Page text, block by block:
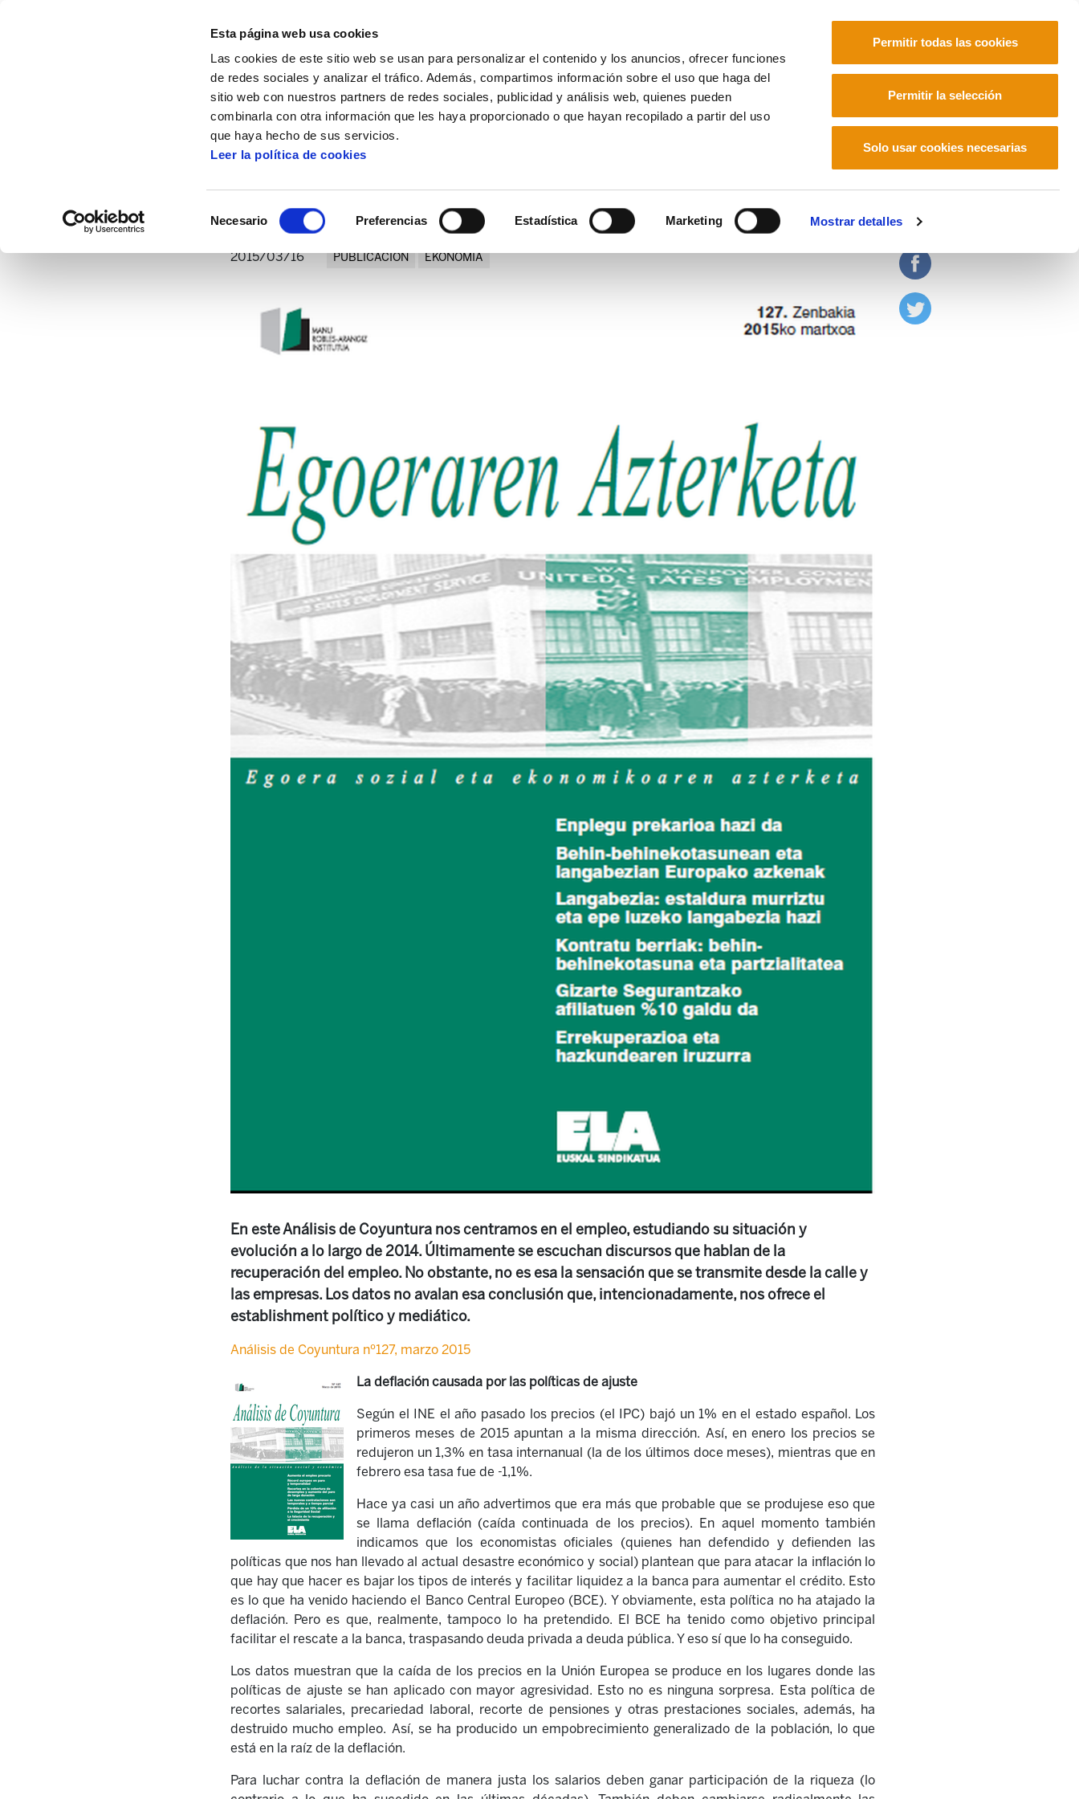
Esta página web usa cookies
Las cookies de este sitio web se usan para personalizar el contenido y los anuncios, ofrecer funciones
de redes sociales y analizar el tráfico. Además, compartimos información sobre el uso que haga del
sitio web con nuestros partners de redes sociales, publicidad y análisis web, quienes pueden
combinarla con otra información que les haya proporcionado o que hayan recopilado a partir del uso
que haya hecho de sus servicios.
Leer la política de cookies
Necesario Preferencias Estadística Marketing Mostrar detalles
Permitir todas las cookies
Permitir la selección
Solo usar cookies necesarias
Análisis de Coyuntura: la deflación causada por las políticas de ajuste
Análisis de Coyuntura: la deflación causada por las políticas de ajuste
2015/03/16 PUBLICACION EKONOMIA
En este Análisis de Coyuntura nos centramos en el empleo, estudiando su situación y
evolución a lo largo de 2014. Últimamente se escuchan discursos que hablan de la
recuperación del empleo. No obstante, no es esa la sensación que se transmite desde la calle y
las empresas. Los datos no avalan esa conclusión que, intencionadamente, nos ofrece el
establishment político y mediático.
Análisis de Coyuntura nº127, marzo 2015
La deflación causada por las políticas de ajuste
Según el INE el año pasado los precios (el IPC) bajó un 1% en el estado español. Los
primeros meses de 2015 apuntan a la misma dirección. Así, en enero los precios se
redujeron un 1,3% en tasa internanual (la de los últimos doce meses), mientras que en
febrero esa tasa fue de -1,1%.
Hace ya casi un año advertimos que era más que probable que se produjese eso que
se llama deflación (caída continuada de los precios). En aquel momento también
indicamos que los economistas oficiales (quienes han defendido y defienden las
políticas que nos han llevado al actual desastre económico y social) plantean que para atacar la inflación lo
que hay que hacer es bajar los tipos de interés y facilitar liquidez a la banca para aumentar el crédito. Esto
es lo que ha venido haciendo el Banco Central Europeo (BCE). Y obviamente, esta política no ha atajado la
deflación. Pero es que, realmente, tampoco lo ha pretendido. El BCE ha tenido como objetivo principal
facilitar el rescate a la banca, traspasando deuda privada a deuda pública. Y eso sí que lo ha conseguido.
Los datos muestran que la caída de los precios en la Unión Europea se produce en los lugares donde las
políticas de ajuste se han aplicado con mayor agresividad. Esto no es ninguna sorpresa. Esta política de
recortes salariales, precariedad laboral, recorte de pensiones y otras prestaciones sociales, además, ha
destruido mucho empleo. Así, se ha producido un empobrecimiento generalizado de la población, lo que
está en la raíz de la deflación.
Para luchar contra la deflación de manera justa los salarios deben ganar participación de la riqueza (lo